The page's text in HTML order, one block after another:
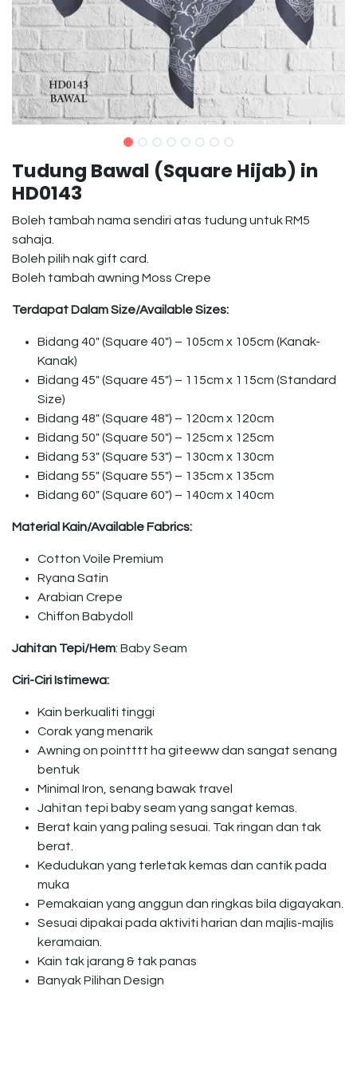
Tudung Bawal (Square Hijab) in
HD0143
Boleh tambah nama sendiri atas tudung untuk RM5
sahaja.
Boleh pilih nak gift card.
Boleh tambah awning Moss Crepe
Terdapat Dalam Size/Available Sizes:
Bidang 40″ (Square 40″) – 105cm x 105cm (Kanak-
Kanak)
Bidang 45″ (Square 45″) – 115cm x 115cm (Standard
Size)
Bidang 48″ (Square 48″) – 120cm x 120cm
Bidang 50″ (Square 50″) – 125cm x 125cm
Bidang 53″ (Square 53″) – 130cm x 130cm
Bidang 55″ (Square 55″) – 135cm x 135cm
Bidang 60″ (Square 60″) – 140cm x 140cm
Material Kain/Available Fabrics:
Cotton Voile Premium
Ryana Satin
Arabian Crepe
Chiffon Babydoll
Jahitan Tepi/Hem: Baby Seam
Ciri-Ciri Istimewa:
Kain berkualiti tinggi
Corak yang menarik
Awning on pointttt ha giteeww dan sangat senang
bentuk
Minimal Iron, senang bawak travel
Jahitan tepi baby seam yang sangat kemas.
Berat kain yang paling sesuai. Tak ringan dan tak
berat.
Kedudukan yang terletak kemas dan cantik pada
muka
Pemakaian yang anggun dan ringkas bila digayakan.
Sesuai dipakai pada aktiviti harian dan majlis-majlis
keramaian.
Kain tak jarang & tak panas
Banyak Pilihan Design